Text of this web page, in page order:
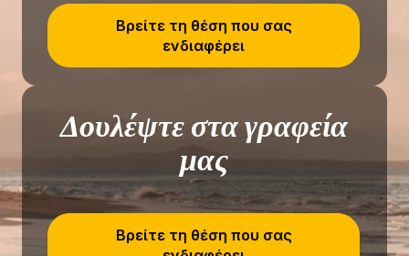
Βρείτε τη θέση που σας
ενδιαφέρει
Δουλέψτε στα γραφεία
μας
Βρείτε τη θέση που σας